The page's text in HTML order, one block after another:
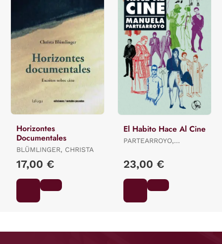
Horizontes
Documentales
BLÜMLINGER, CHRISTA
17,00 €
El Habito Hace Al Cine
PARTEARROYO,
23,00 €